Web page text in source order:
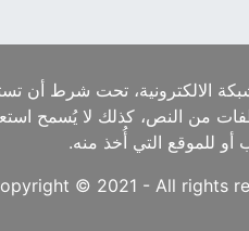
الالكترونية، تحت شرط أن
من النص، كذلك لا يُسمح
أو للموقع التي أُخذ منه.